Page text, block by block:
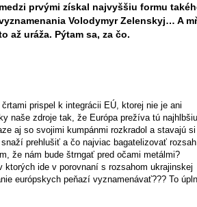
medzi prvými získal najvyššiu formu
Volodymyr Zelenskyj… A
až uráža. Pýtam sa, za čo.
prispel k integrácii EÚ, ktorej nie je ani
naše zdroje tak, že Európa prežíva tú najhlbšiu
aj so svojimi kumpánmi rozkradol a stavajú
prehlušiť a čo najviac bagatelizovať rozsah
že nám bude štrngať pred očami metálmi?
ide v porovnaní s rozsahom ukrajinskej
európskych peňazí vyznamenávať??? To